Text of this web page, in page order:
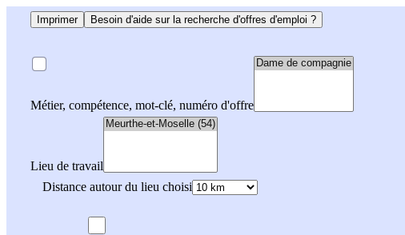
Imprimer Besoin d'aide sur la recherche d'offres d'emploi ?
Métier, compétence, mot-clé, numéro d'offre
Lieu de travail
Distance autour du lieu choisi